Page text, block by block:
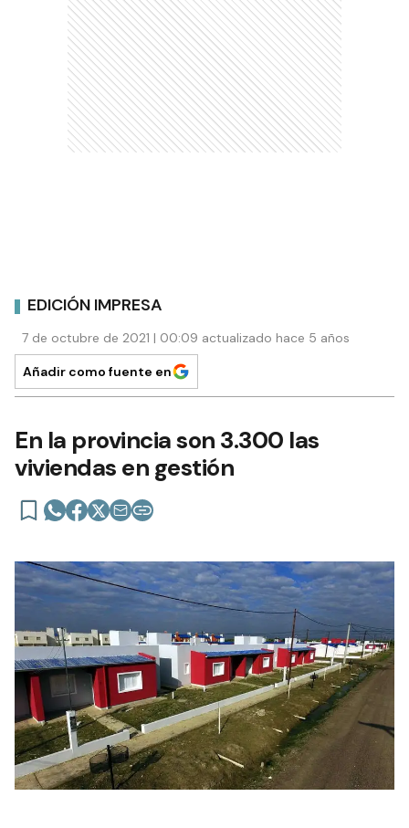
EDICIÓN IMPRESA
7 de octubre de 2021 | 00:09 actualizado hace 5 años
Añadir como fuente en
En la provincia son 3.300 las
viviendas en gestión